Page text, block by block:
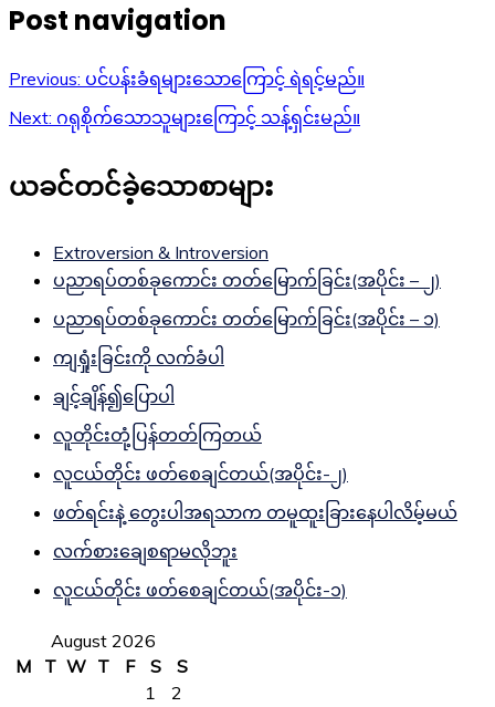
Post navigation
Previous: ပင်ပန်းခံရများသောကြောင့် ရဲရင့်မည်။
Next: ဂရုစိုက်သောသူများကြောင့် သန့်ရှင်းမည်။
ယခင်တင်ခဲ့သောစာများ
Extroversion & Introversion
ပညာရပ်တစ်ခုကောင်း တတ်မြောက်ခြင်း(အပိုင်း – ၂)
ပညာရပ်တစ်ခုကောင်း တတ်မြောက်ခြင်း(အပိုင်း – ၁)
ကျရှုံးခြင်းကို လက်ခံပါ
ချင့်ချိန်၍ပြောပါ
လူတိုင်းတုံ့ပြန်တတ်ကြတယ်
လူငယ်တိုင်း ဖတ်စေချင်တယ်(အပိုင်း-၂)
ဖတ်ရင်းနဲ့ တွေးပါအရသာက တမူထူးခြားနေပါလိမ့်မယ်
လက်စားချေစရာမလိုဘူး
လူငယ်တိုင်း ဖတ်စေချင်တယ်(အပိုင်း-၁)
August 2026
M
T W T F S
S
1
2